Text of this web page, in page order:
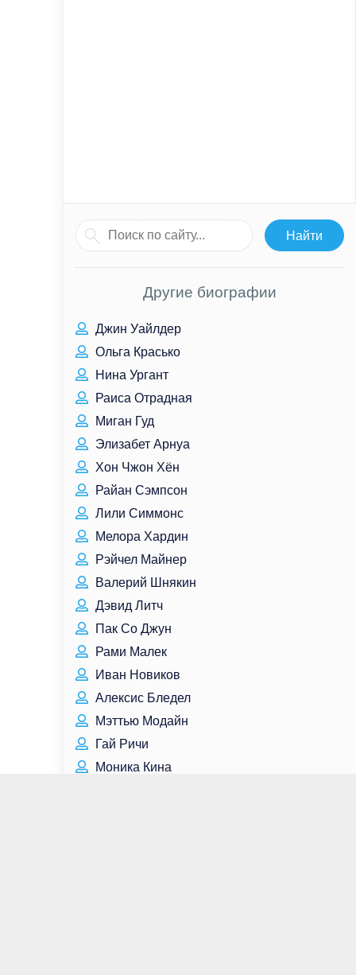
Другие биографии
Джин Уайлдер
Ольга Красько
Нина Ургант
Раиса Отрадная
Миган Гуд
Элизабет Арнуа
Хон Чжон Хён
Райан Сэмпсон
Лили Симмонс
Мелора Хардин
Рэйчел Майнер
Валерий Шнякин
Дэвид Литч
Пак Со Джун
Рами Малек
Иван Новиков
Алексис Бледел
Мэттью Модайн
Гай Ричи
Моника Кина